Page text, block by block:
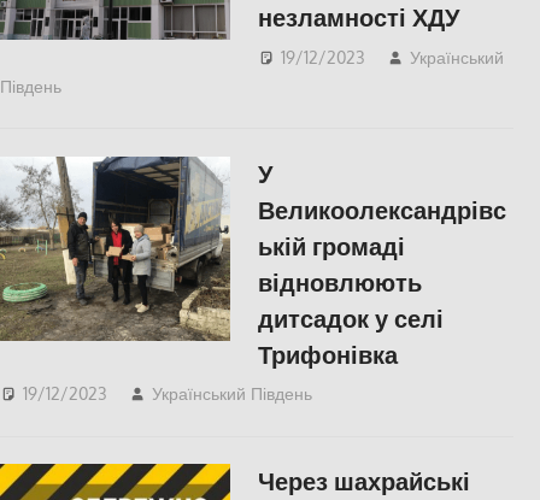
незламності ХДУ
19/12/2023
Український
Південь
У
Великоолександрівс
ькій громаді
відновлюють
дитсадок у селі
Трифонівка
19/12/2023 Український Південь
Через шахрайські